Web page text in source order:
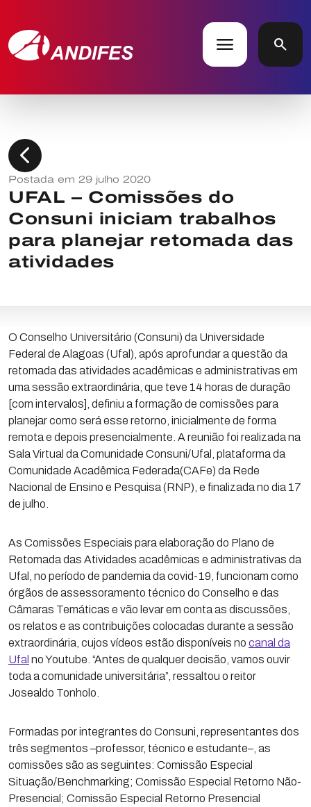
menu search
chevron_left
Postada em 29 julho 2020
UFAL – Comissões do
Consuni iniciam trabalhos
para planejar retomada das
atividades
O Conselho Universitário (Consuni) da Universidade
Federal de Alagoas (Ufal), após aprofundar a questão da
retomada das atividades acadêmicas e administrativas em
uma sessão extraordinária, que teve 14 horas de duração
[com intervalos], definiu a formação de comissões para
planejar como será esse retorno, inicialmente de forma
remota e depois presencialmente. A reunião foi realizada na
Sala Virtual da Comunidade Consuni/Ufal, plataforma da
Comunidade Acadêmica Federada(CAFe) da Rede
Nacional de Ensino e Pesquisa (RNP), e finalizada no dia 17
de julho.
As Comissões Especiais para elaboração do Plano de
Retomada das Atividades acadêmicas e administrativas da
Ufal, no período de pandemia da covid-19, funcionam como
órgãos de assessoramento técnico do Conselho e das
Câmaras Temáticas e vão levar em conta as discussões,
os relatos e as contribuições colocadas durante a sessão
extraordinária, cujos vídeos estão disponíveis no canal da
Ufal no Youtube. “Antes de qualquer decisão, vamos ouvir
toda a comunidade universitária”, ressaltou o reitor
Josealdo Tonholo.
Formadas por integrantes do Consuni, representantes dos
três segmentos –professor, técnico e estudante–, as
comissões são as seguintes: Comissão Especial
Situação/Benchmarking; Comissão Especial Retorno Não-
Presencial; Comissão Especial Retorno Presencial